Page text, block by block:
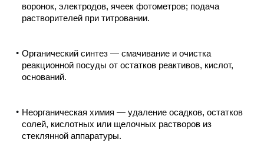
воронок, электродов, ячеек фотометров; подача
растворителей при титровании.
Органический синтез — смачивание и очистка
реакционной посуды от остатков реактивов, кислот,
оснований.
Неорганическая химия — удаление осадков, остатков
солей, кислотных или щелочных растворов из
стеклянной аппаратуры.